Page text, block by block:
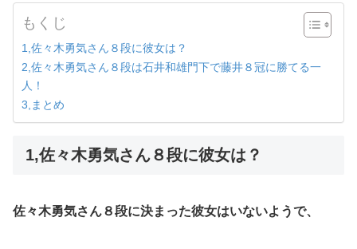
もくじ
1,佐々木勇気さん８段に彼女は？
2,佐々木勇気さん８段は石井和雄門下で藤井８冠に勝てる一
人！
3,まとめ
1,佐々木勇気さん８段に彼女は？
佐々木勇気さん８段に決まった彼女はいないようで、